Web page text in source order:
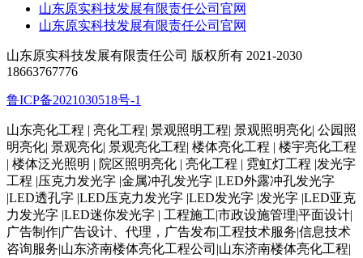
山东原实科技发展有限责任公司官网
山东原实科技发展有限责任公司官网
山东原实科技发展有限责任公司 版权所有 2021-2030
18663767776
鲁ICP备2021030518号-1
山东亮化工程 | 亮化工程| 景观照明工程| 景观照明亮化| 公园照
明亮化| 景观亮化| 景观亮化工程| 楼体亮化工程 | 楼宇亮化工程
| 楼体泛光照明 | 院区照明亮化 | 亮化工程 | 霓虹灯工程 |发光字
工程 |压克力发光字 |金属冲孔发光字 |LED外露冲孔发光字
|LED透孔字 |LED压克力发光字 |LED发光字 |发光字 |LED亚克
力发光字 |LED迷你发光字 | 工程施工|市政设施管理|平面设计|
广告制作|广告设计、代理，广告发布|工程技术服务|信息技术
咨询服务|山东济南楼体亮化工程公司|山东济南楼体亮化工程|